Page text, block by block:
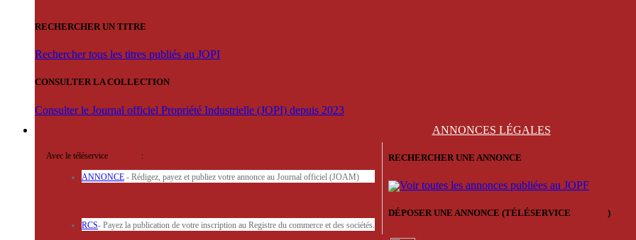
RECHERCHER UN TITRE
Rechercher tous les titres publiés au JOPI
CONSULTER LA COLLECTION
Consulter le Journal officiel Propriété Industrielle (JOPI) depuis 2023
ANNONCES LÉGALES
Avec le téléservice :
ANNONCE - Rédigez, payez et publiez votre annonce au Journal officiel (JOAM)
RCS- Payez la publication de votre inscription au Registre du commerce et des sociétés.
RECHERCHER UNE ANNONCE
Voir toutes les annonces publiées au JOPF
DÉPOSER UNE ANNONCE (TÉLÉSERVICE )